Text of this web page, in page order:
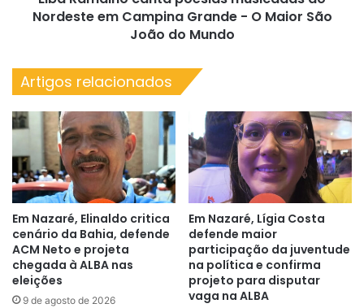
João
do
Mundo
Nordeste em Campina Grande - O Maior São
João do Mundo
Artigos relacionados
Em Nazaré, Elinaldo critica
cenário da Bahia, defende
ACM Neto e projeta
chegada à ALBA nas
eleições
9 de agosto de 2026
Em Nazaré, Lígia Costa
defende maior
participação da juventude
na política e confirma
projeto para disputar
vaga na ALBA